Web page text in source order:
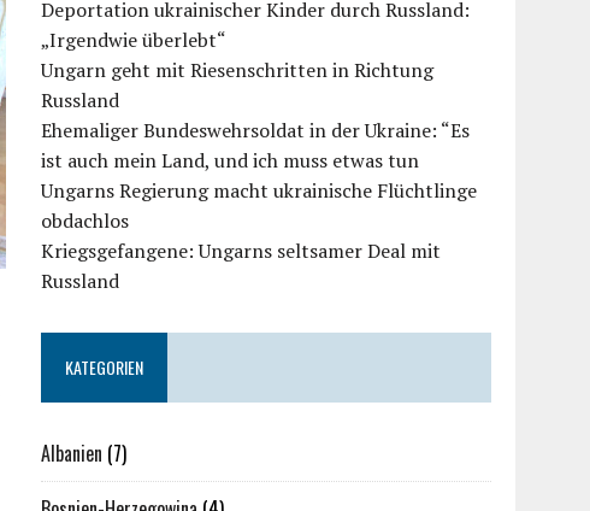
Deportation ukrainischer Kinder durch Russland:
„Irgendwie überlebt“
Ungarn geht mit Riesenschritten in Richtung
Russland
Ehemaliger Bundeswehrsoldat in der Ukraine: “Es
ist auch mein Land, und ich muss etwas tun
Ungarns Regierung macht ukrainische Flüchtlinge
obdachlos
Kriegsgefangene: Ungarns seltsamer Deal mit
Russland
KATEGORIEN
Albanien (7)